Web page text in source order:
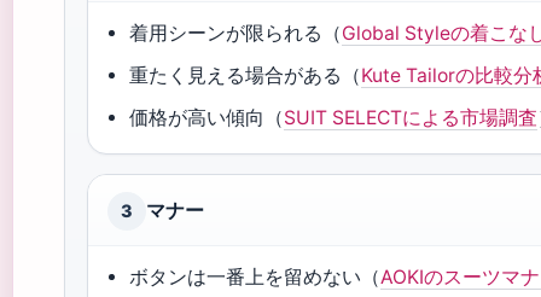
着用シーンが限られる（Global Styleの着こな
重たく見える場合がある（Kute Tailorの比較分
価格が高い傾向（SUIT SELECTによる市場調査
3 マナー
ボタンは一番上を留めない（AOKIのスーツマ